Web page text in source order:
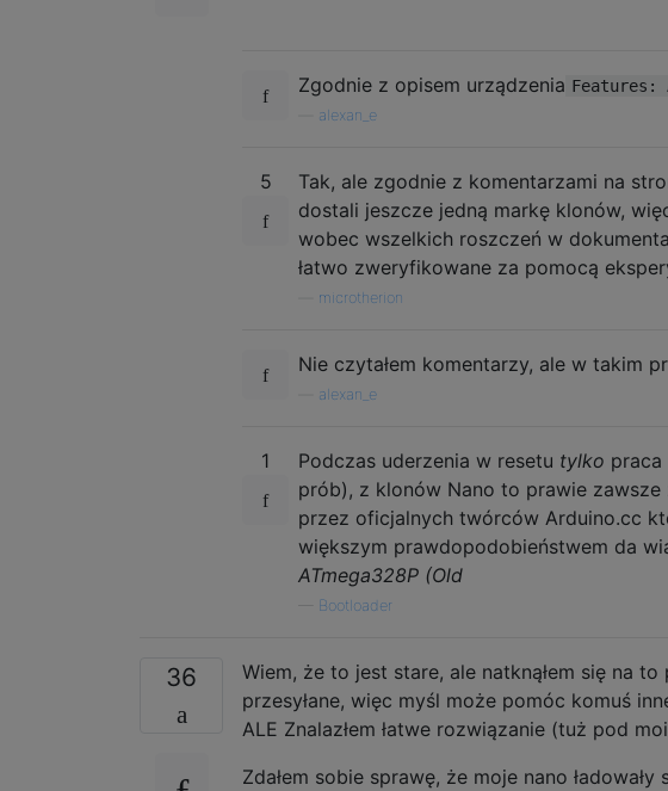
Zgodnie z opisem urządzenia Features:
alexan_e
5
Tak, ale zgodnie z komentarzami na
dostali jeszcze jedną markę klonów,
wobec wszelkich roszczeń w
łatwo zweryfikowane za pomocą
microtherion
Nie czytałem komentarzy, ale w takim
alexan_e
1 Podczas uderzenia w resetu tylko praca
prób), z klonów Nano to prawie
przez oficjalnych twórców Arduino.cc
większym prawdopodobieństwem da
ATmega328P (Old
Bootloader
36
Wiem, że to jest stare, ale natknąłem się na
przesyłane, więc myśl może pomóc komuś
ALE Znalazłem łatwe rozwiązanie (tuż pod
Zdałem sobie sprawę, że moje nano